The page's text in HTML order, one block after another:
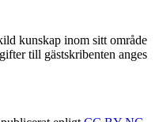
kunskap inom sitt område
till gästskribenten anges